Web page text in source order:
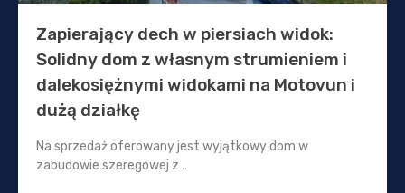
Zapierający dech w piersiach widok:
Solidny dom z własnym strumieniem i
dalekosiężnymi widokami na Motovun i
dużą działkę
Na sprzedaż oferowany jest wyjątkowy dom w
zabudowie szeregowej z…